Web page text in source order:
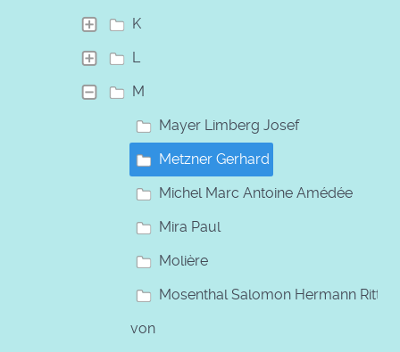
K
L
M
Mayer Limberg Josef
Metzner Gerhard
Michel Marc Antoine Amédée
Mira Paul
Molière
Mosenthal Salomon Hermann Ritter
von